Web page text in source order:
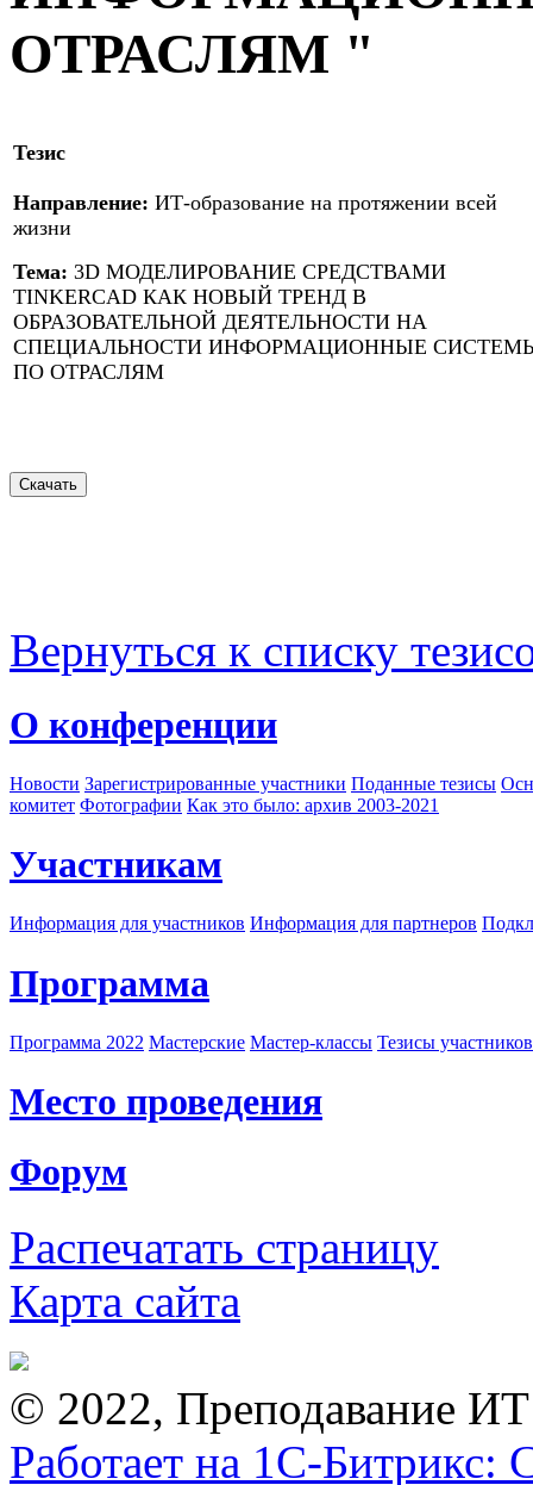
ОТРАСЛЯМ "
Тезис
Направление: ИТ-образование на протяжении всей
жизни
Тема: 3D МОДЕЛИРОВАНИЕ СРЕДСТВАМИ
TINKERCAD КАК НОВЫЙ ТРЕНД В
ОБРАЗОВАТЕЛЬНОЙ ДЕЯТЕЛЬНОСТИ НА
СПЕЦИАЛЬНОСТИ ИНФОРМАЦИОННЫЕ
ПО ОТРАСЛЯМ
Вернуться к списку
О конференции
Новости Зарегистрированные участники Поданные тезисы
комитет Фотографии Как это было: архив 2003-2021
Участникам
Информация для участников Информация для партнеров
Программа
Программа 2022 Мастерские Мастер-классы Тезисы
Место проведения
Форум
Распечатать страницу
Карта сайта
© 2022, Преподавание
Работает на 1С-Битрикс: